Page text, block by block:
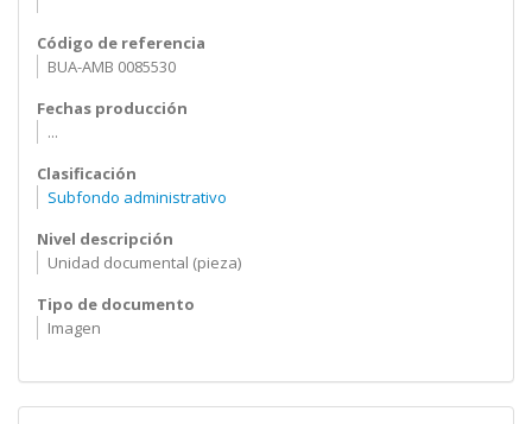
Código de referencia
BUA-AMB 0085530
Fechas producción
...
Clasificación
Subfondo administrativo
Nivel descripción
Unidad documental (pieza)
Tipo de documento
Imagen